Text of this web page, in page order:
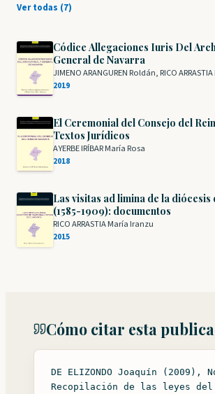
Ver todas (7)
Códice Allegaciones Iuris Del
General de Navarra
JIMENO ARANGUREN Roldán, RICO
2019
El Ceremonial del Consejo del
Textos Jurídicos
AYERBE IRÍBAR María Rosa
2018
Las visitas ad limina de la diócesis
(1585-1909): documentos
RICO ARRASTIA María Iranzu
2015
Cómo citar esta
DE ELIZONDO Joaquín (2009),
Recopilación de las leyes del